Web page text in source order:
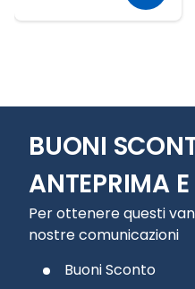
BUONI
ANTEPRIMA
Per ottenere questi
nostre comunicazioni
Buoni Sconto